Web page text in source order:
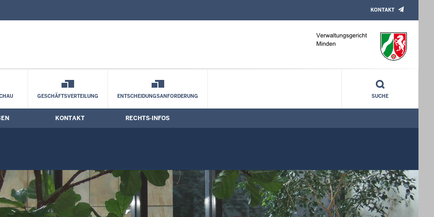
Kontaktformular
KONTAKT
GESCHÄFTSVERTEILUNG ENTSCHEIDUNGSANFORDERUNG SUCHE
KONTAKT RECHTS-INFOS